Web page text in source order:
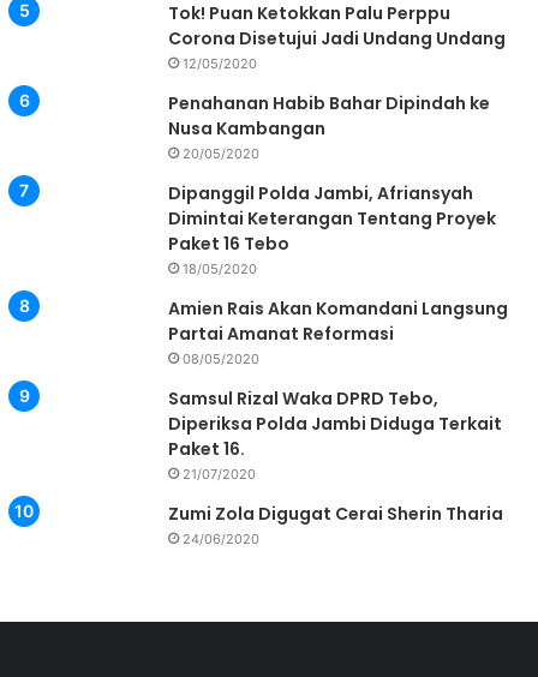
Tok! Puan Ketokkan Palu Perppu
Corona Disetujui Jadi Undang Undang
12/05/2020
Penahanan Habib Bahar Dipindah ke
Nusa Kambangan
20/05/2020
Dipanggil Polda Jambi, Afriansyah
Dimintai Keterangan Tentang Proyek
Paket 16 Tebo
18/05/2020
Amien Rais Akan Komandani Langsung
Partai Amanat Reformasi
08/05/2020
Samsul Rizal Waka DPRD Tebo,
Diperiksa Polda Jambi Diduga Terkait
Paket 16.
21/07/2020
Zumi Zola Digugat Cerai Sherin Tharia
24/06/2020